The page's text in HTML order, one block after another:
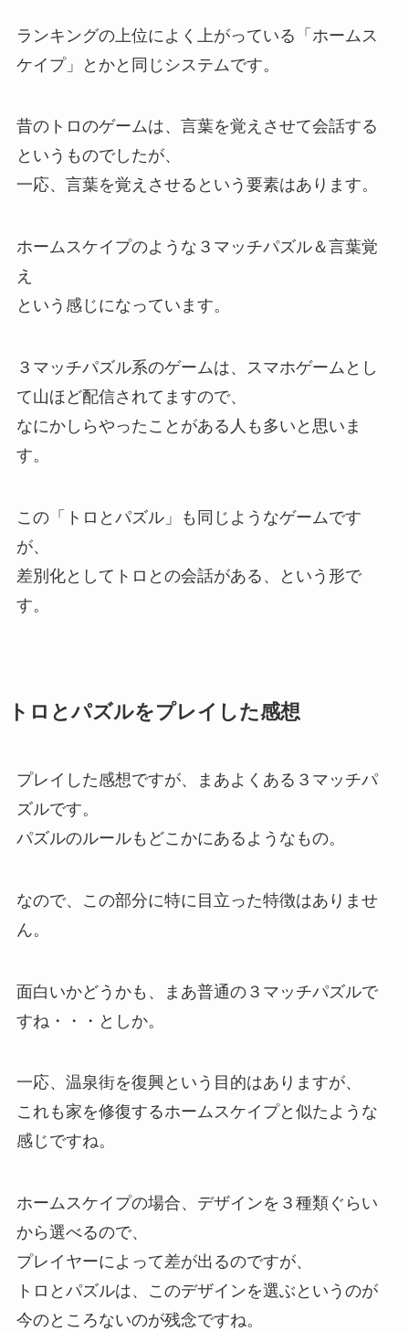
ランキングの上位によく上がっている「ホームス
ケイプ」とかと同じシステムです。
昔のトロのゲームは、言葉を覚えさせて会話する
というものでしたが、
一応、言葉を覚えさせるという要素はあります。
ホームスケイプのような３マッチパズル＆言葉覚
え
という感じになっています。
３マッチパズル系のゲームは、スマホゲームとし
て山ほど配信されてますので、
なにかしらやったことがある人も多いと思いま
す。
この「トロとパズル」も同じようなゲームです
が、
差別化としてトロとの会話がある、という形で
す。
トロとパズルをプレイした感想
プレイした感想ですが、まあよくある３マッチパ
ズルです。
パズルのルールもどこかにあるようなもの。
なので、この部分に特に目立った特徴はありませ
ん。
面白いかどうかも、まあ普通の３マッチパズルで
すね・・・としか。
一応、温泉街を復興という目的はありますが、
これも家を修復するホームスケイプと似たような
感じですね。
ホームスケイプの場合、デザインを３種類ぐらい
から選べるので、
プレイヤーによって差が出るのですが、
トロとパズルは、このデザインを選ぶというのが
今のところないのが残念ですね。